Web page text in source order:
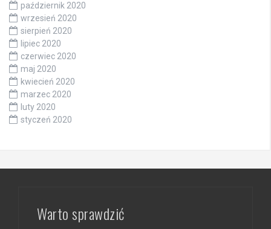
październik 2020
wrzesień 2020
sierpień 2020
lipiec 2020
czerwiec 2020
maj 2020
kwiecień 2020
marzec 2020
luty 2020
styczeń 2020
Warto sprawdzić